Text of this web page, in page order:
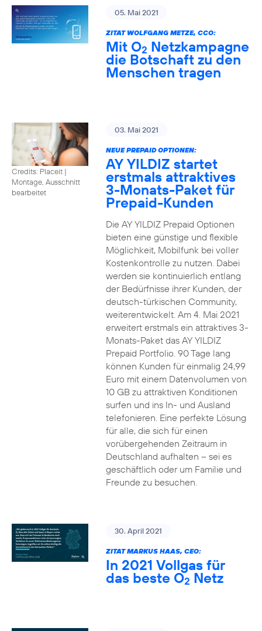
05. Mai 2021
ZITAT WOLFGANG METZE, CCO:
Mit O2 Netzkampagne
die Botschaft zu den
Menschen tragen
Credits: Placeit |
Montage, Ausschnitt
bearbeitet
03. Mai 2021
NEUE PREPAID OPTIONEN:
AY YILDIZ startet
erstmals attraktives
3-Monats-Paket für
Prepaid-Kunden
Die AY YILDIZ Prepaid Optionen
bieten eine günstige und flexible
Möglichkeit, Mobilfunk bei voller
Kostenkontrolle zu nutzen. Dabei
werden sie kontinuierlich entlang
der Bedürfnisse ihrer Kunden, der
deutsch-türkischen Community,
weiterentwickelt. Am 4. Mai 2021
erweitert erstmals ein attraktives 3-
Monats-Paket das AY YILDIZ
Prepaid Portfolio. 90 Tage lang
können Kunden für einmalig 24,99
Euro mit einem Datenvolumen von
10 GB zu attraktiven Konditionen
surfen und ins In- und Ausland
telefonieren. Eine perfekte Lösung
für alle, die sich für einen
vorübergehenden Zeitraum in
Deutschland aufhalten – sei es
geschäftlich oder um Familie und
Freunde zu besuchen.
30. April 2021
ZITAT MARKUS HAAS, CEO:
In 2021 Vollgas für
das beste O2 Netz